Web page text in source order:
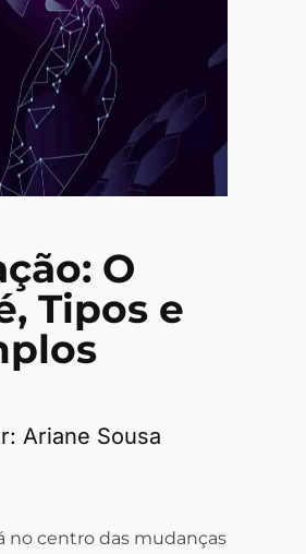
O
Tipos e
Ariane Sousa
no centro das mudanças